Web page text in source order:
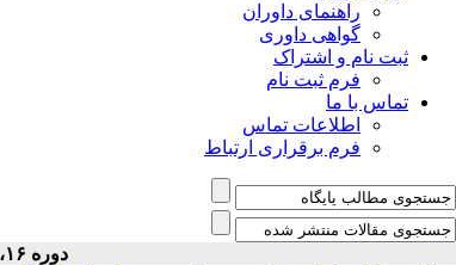
راهنمای داوران
گواهی داوری
ثبت نام و اشتراک
فرم ثبت نام
تماس با ما
اطلاعات تماس
فرم برقراری ارتباط
دوره ۱۶، شماره ۳۲ - ( ۹-۱۳۹۹ )